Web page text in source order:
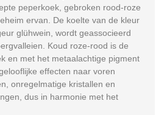
peperkoek, gebroken rood-roze
ervan. De koelte van de kleur
glühwein, wordt geassocieerd
Koud roze-rood is de
en met het metaalachtige pigment
effecten naar voren
onregelmatige kristallen en
dus in harmonie met het